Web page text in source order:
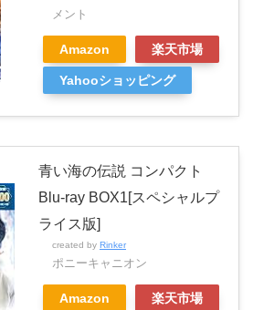
メント
Amazon 楽天市場
Yahooショッピング
青い海の伝説 コンパクト
Blu-ray BOX1[スペシャルプ
ライス版]
created by Rinker
ポニーキャニオン
Amazon 楽天市場